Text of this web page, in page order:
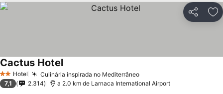
Partilhar
2 Estrelas
Hotel Culinária inspirada no MediterrâneoVer preços
Cactus HotelVer preços
7,1 2.314 a 2.0 km de Larnaca International Airport